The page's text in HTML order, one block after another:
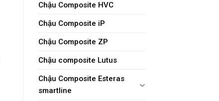
Chậu Composite HVC
Chậu Composite iP
Chậu Composite ZP
Chậu composite Lutus
Chậu Composite Esteras
smartline